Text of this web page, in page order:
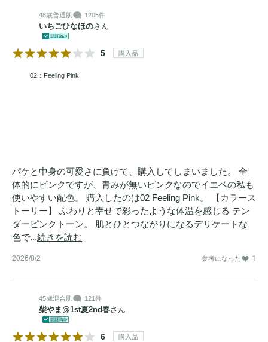
48歳普通肌 1205件
いちごひなほのさん
5 購入品
02：Feeling Pink
パケと中身の可愛さに負けて、購入してしまいました。 全
体的にピンクですが、青みが無いピンクなのでイエベの私も
使いやすい配色。 購入したのは02 Feeling Pink。 【カラース
トーリー】 ふわりと幸せで彩ったような体温を感じる テン
ダーピンクトーン。 肌とひとつながりになるデリケートな
色で...続きを読む
2026/8/2 参考になった 1
45歳混合肌 121件
柴やま@1st夏2nd春さん
6 購入品